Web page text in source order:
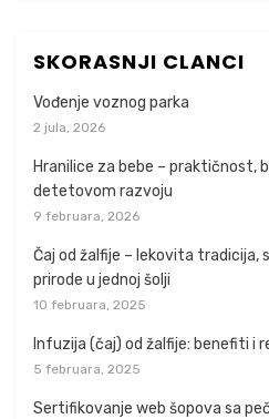
SKORASNJI CLANCI
Vođenje voznog parka
2 jula, 2026
Hranilice za bebe – praktičnost,
detetovom razvoju
9 februara, 2026
Čaj od žalfije – lekovita tradicija,
prirode u jednoj šolji
10 februara, 2025
Infuzija (čaj) od žalfije: benefiti i
5 februara, 2025
Sertifikovanje web šopova sa